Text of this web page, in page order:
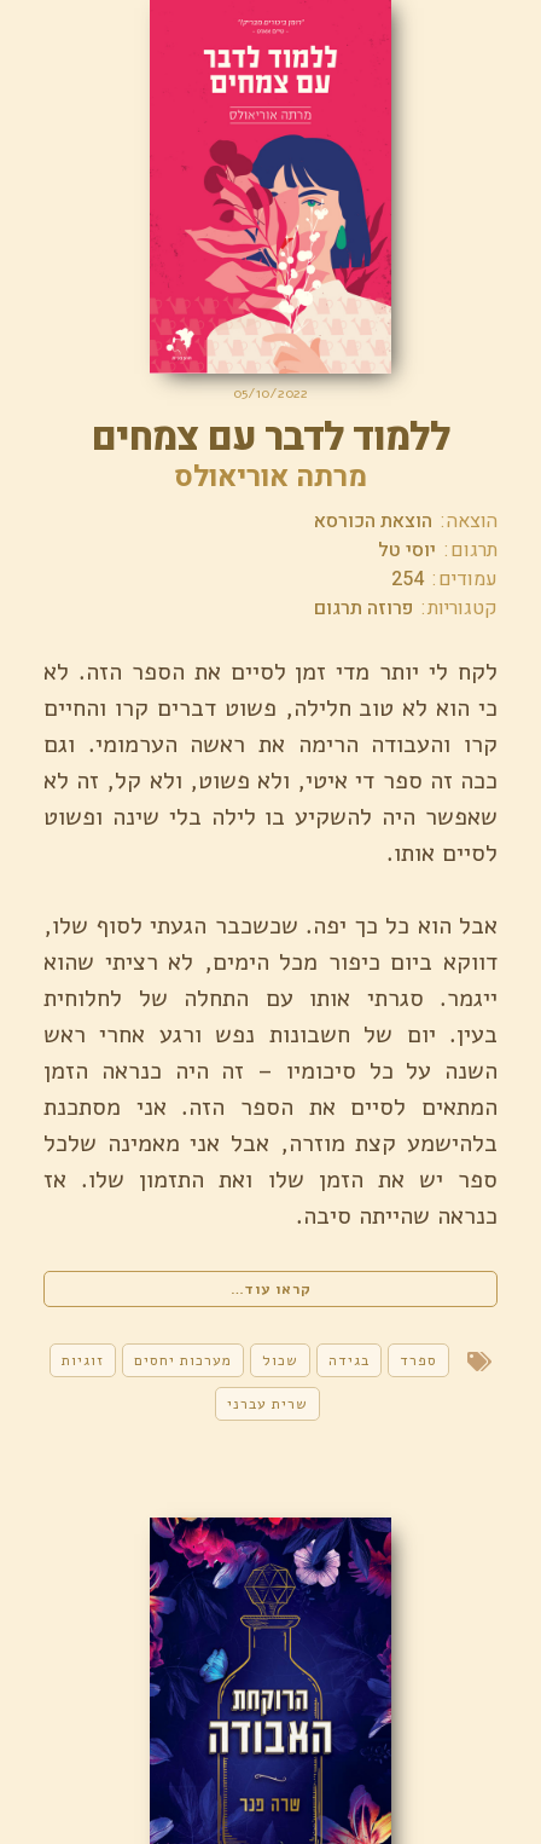
05/10/2022
ללמוד לדבר עם צמחים
מרתה אוריאולס
הוצאה הוצאת הכורסא
תרגום יוסי טל
עמודים 254
קטגוריות פרוזה תרגום
לקח לי יותר מדי זמן לסיים את הספר הזה. לא
כי הוא לא טוב חלילה, פשוט דברים קרו והחיים
קרו והעבודה הרימה את ראשה הערמומי. וגם
ככה זה ספר די איטי, ולא פשוט, ולא קל, זה לא
שאפשר היה להשקיע בו לילה בלי שינה ופשוט
לסיים אותו.
אבל הוא כל כך יפה. שכשכבר הגעתי לסוף שלו,
דווקא ביום כיפור מכל הימים, לא רציתי שהוא
ייגמר. סגרתי אותו עם התחלה של לחלוחית
בעין. יום של חשבונות נפש ורגע אחרי ראש
השנה על כל סיכומיו – זה היה כנראה הזמן
המתאים לסיים את הספר הזה. אני מסתכנת
בלהישמע קצת מוזרה, אבל אני מאמינה שלכל
ספר יש את הזמן שלו ואת התזמון שלו. אז
כנראה שהייתה סיבה.
קראו עוד…
לדבר
/
מרתה
אוריאולס"
ספרד בגידה שכול מערכות יחסים זוגיות
שרית עברני